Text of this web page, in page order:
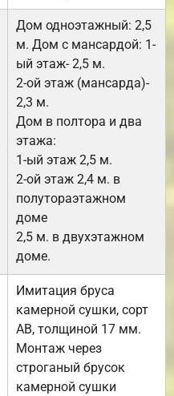
Дом одноэтажный: 2,5
м. Дом с мансардой: 1-
ый этаж- 2,5 м.
2-ой этаж (мансарда)-
2,3 м.
Дом в полтора и два
этажа:
1-ый этаж 2,5 м.
2-ой этаж 2,4 м. в
полутораэтажном
доме
2,5 м. в двухэтажном
доме.
Имитация бруса
камерной сушки, сорт
АВ, толщиной 17 мм.
Монтаж через
строганый брусок
камерной сушки